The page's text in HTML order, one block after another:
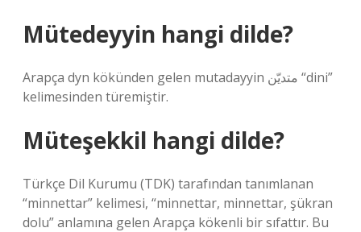
Mütedeyyin hangi dilde?
Arapça dyn kökünden gelen mutadayyin متديّن “dini”
kelimesinden türemiştir.
Müteşekkil hangi dilde?
Türkçe Dil Kurumu (TDK) tarafından tanımlanan
“minnettar” kelimesi, “minnettar, minnettar, şükran
dolu” anlamına gelen Arapça kökenli bir sıfattır. Bu